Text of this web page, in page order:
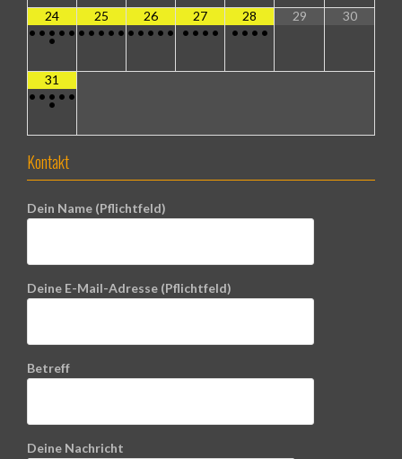
24
• • • • •
•
25
• • • • •
26
• • • • •
27
• • • •
28
• • • •
29 30
31
• • • • •
•
Kontakt
Dein Name (Pflichtfeld)
Deine E-Mail-Adresse (Pflichtfeld)
Betreff
Deine Nachricht